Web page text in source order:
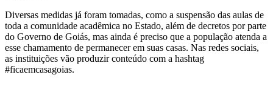
Diversas medidas já foram tomadas, como a suspensão das aulas de
toda a comunidade acadêmica no Estado, além de decretos por parte
do Governo de Goiás, mas ainda é preciso que a população atenda a
esse chamamento de permanecer em suas casas. Nas redes sociais,
as instituições vão produzir conteúdo com a hashtag
#ficaemcasagoias.